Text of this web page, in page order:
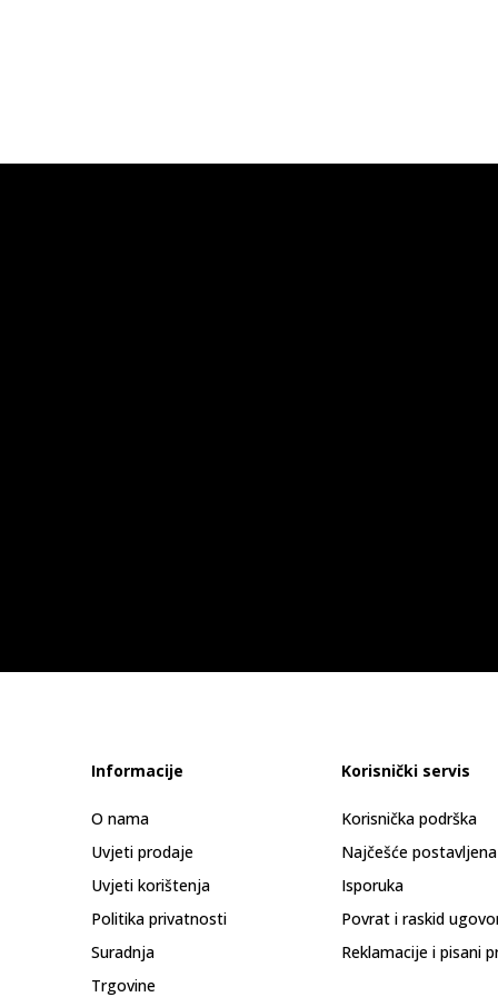
Informacije
O nama
Uvjeti prodaje
Uvjeti korištenja
Politika privatnosti
Suradnja
Trgovine
Korisnički servis
Korisnička podrška
Najčešće
Isporuka
Povrat i raskid
Reklamacije i pisani